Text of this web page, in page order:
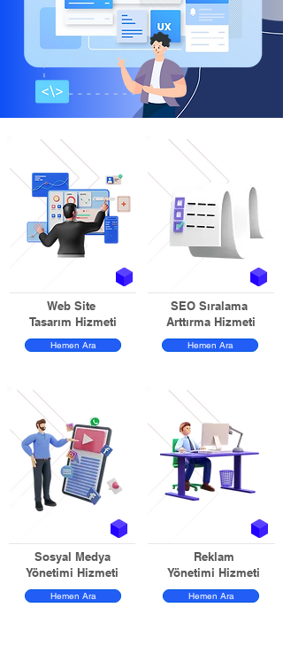
Web Site
Tasarım Hizmeti
Hemen Ara
SEO Sıralama
Arttırma Hizmeti
Hemen Ara
Sosyal Medya
Yönetimi Hizmeti
Hemen Ara
Reklam
Yönetimi Hizmeti
Hemen Ara